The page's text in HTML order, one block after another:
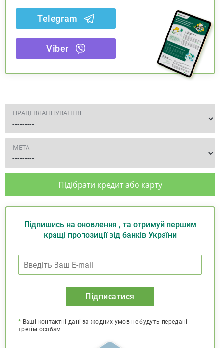
Telegram
Viber
ПРАЦЕВЛАШТУВАННЯ
МЕТА
Підібрати кредит або карту
Підпишись на оновлення , та отримуй першим
кращі пропозиції від банків України
Підписатися
* Ваші контактні дані за жодних умов не будуть передані
третім особам